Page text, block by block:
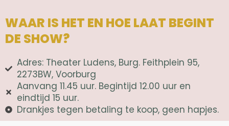
WAAR IS HET EN HOE LAAT BEGINT
DE SHOW?
Adres: Theater Ludens, Burg. Feithplein 95,
2273BW, Voorburg
Aanvang 11.45 uur. Begintijd 12.00 uur en
eindtijd 15 uur.
Drankjes tegen betaling te koop, geen hapjes.